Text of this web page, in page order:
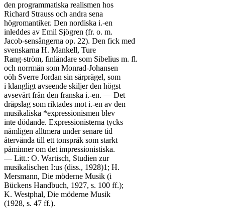
den programmatiska realismen hos
Richard Strauss och andra sena
högromantiker. Den nordiska i.-en
inleddes av Emil Sjögren (fr. o. m.
Jacob-sensångerna op. 22). Den fick med
svenskarna H. Mankell, Ture
Rang-ström, finländare som Sibelius m. fl.
och norrmän som Monrad-Johansen
oöh Sverre Jordan sin särprägel, som
i klangligt avseende skiljer den högst
avsevärt från den franska i.-en. — Det
dråpslag som riktades mot i.-en av den
musikaliska *expressionismen blev
inte dödande. Expressionisterna tycks
nämligen alltmera under senare tid
återvända till ett tonspråk som starkt
påminner om det impressionistiska.
— Litt.: O. Wartisch, Studien zur
musikalischen I:us (diss., 1928)1; H.
Mersmann, Die möderne Musik (i
Bückens Handbuch, 1927, s. 100 ff.);
K. Westphal, Die möderne Musik
(1928, s. 47 ff.).